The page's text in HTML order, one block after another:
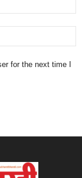
for the next time I